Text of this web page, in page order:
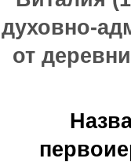
духовно-
от